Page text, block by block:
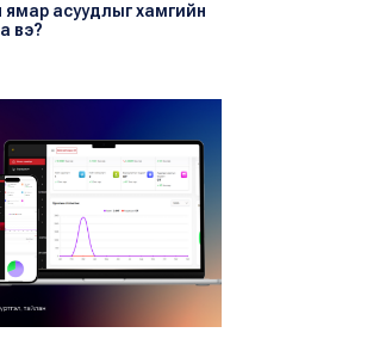
ямар асуудлыг хамгийн
вэ?